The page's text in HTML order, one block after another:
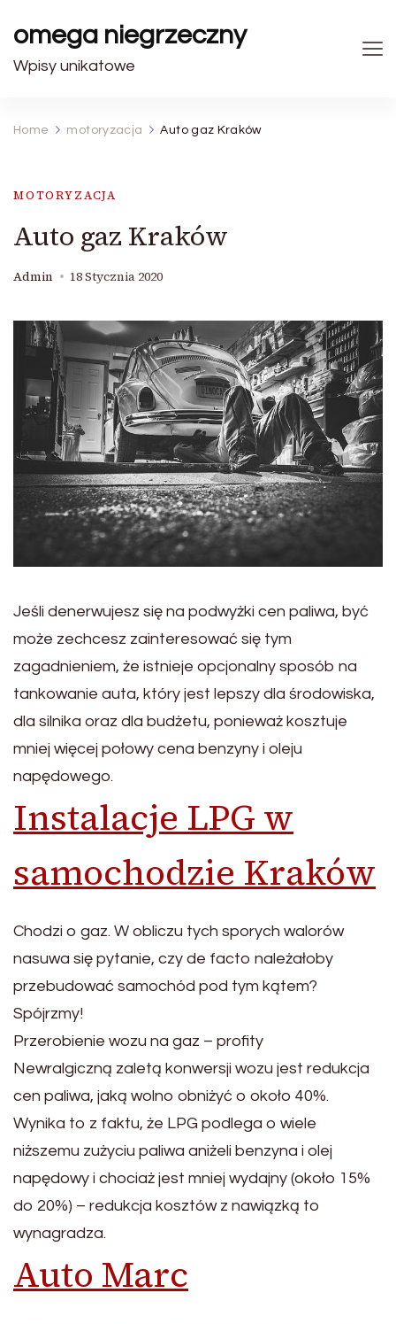
omega niegrzeczny
Wpisy unikatowe
Home motoryzacja Auto gaz Kraków
MOTORYZACJA
Auto gaz Kraków
Admin 18 Stycznia 2020
Jeśli denerwujesz się na podwyżki cen paliwa, być
może zechcesz zainteresować się tym
zagadnieniem, że istnieje opcjonalny sposób na
tankowanie auta, który jest lepszy dla środowiska,
dla silnika oraz dla budżetu, ponieważ kosztuje
mniej więcej połowy cena benzyny i oleju
napędowego.
Instalacje LPG w
samochodzie Kraków
Chodzi o gaz. W obliczu tych sporych walorów
nasuwa się pytanie, czy de facto należałoby
przebudować samochód pod tym kątem?
Spójrzmy!
Przerobienie wozu na gaz – profity
Newralgiczną zaletą konwersji wozu jest redukcja
cen paliwa, jaką wolno obniżyć o około 40%.
Wynika to z faktu, że LPG podlega o wiele
niższemu zużyciu paliwa aniżeli benzyna i olej
napędowy i chociaż jest mniej wydajny (około 15%
do 20%) – redukcja kosztów z nawiązką to
wynagradza.
Auto Marc